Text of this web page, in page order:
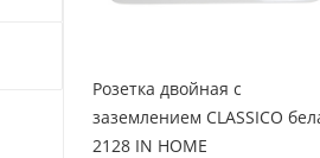
Розетка двойная с
заземлением CLASSICO
2128 IN HOME